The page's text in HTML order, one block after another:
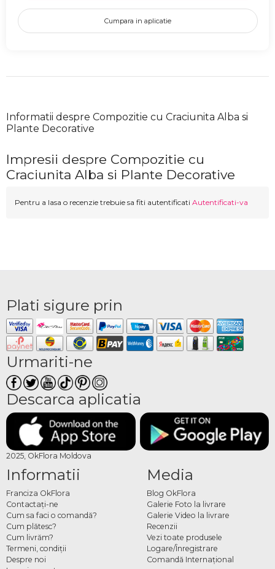
Cumpara in aplicatie
Informatii despre Compozitie cu Craciunita Alba si
Plante Decorative
Impresii despre Compozitie cu
Craciunita Alba si Plante Decorative
Pentru a lasa o recenzie trebuie sa fiti autentificati Autentificati-va
Plati sigure prin
Urmariti-ne
Descarca aplicatia
2025, OkFlora Moldova
Informatii
Franciza OkFlora
Contactaţi-ne
Cum sa faci o comandă?
Cum plătesc?
Cum livrăm?
Termeni, condiţii
Despre noi
Media
Blog OkFlora
Galerie Foto la livrare
Galerie Video la livrare
Recenzii
Vezi toate produsele
Logare/Înregistrare
Comandă Internațional